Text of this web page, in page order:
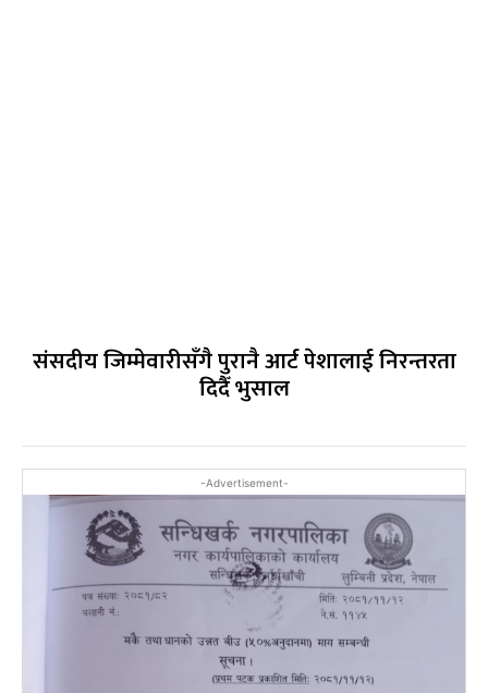
संसदीय जिम्मेवारीसँगै पुरानै आर्ट पेशालाई निरन्तरता
दिदैँ भुसाल
-Advertisement-